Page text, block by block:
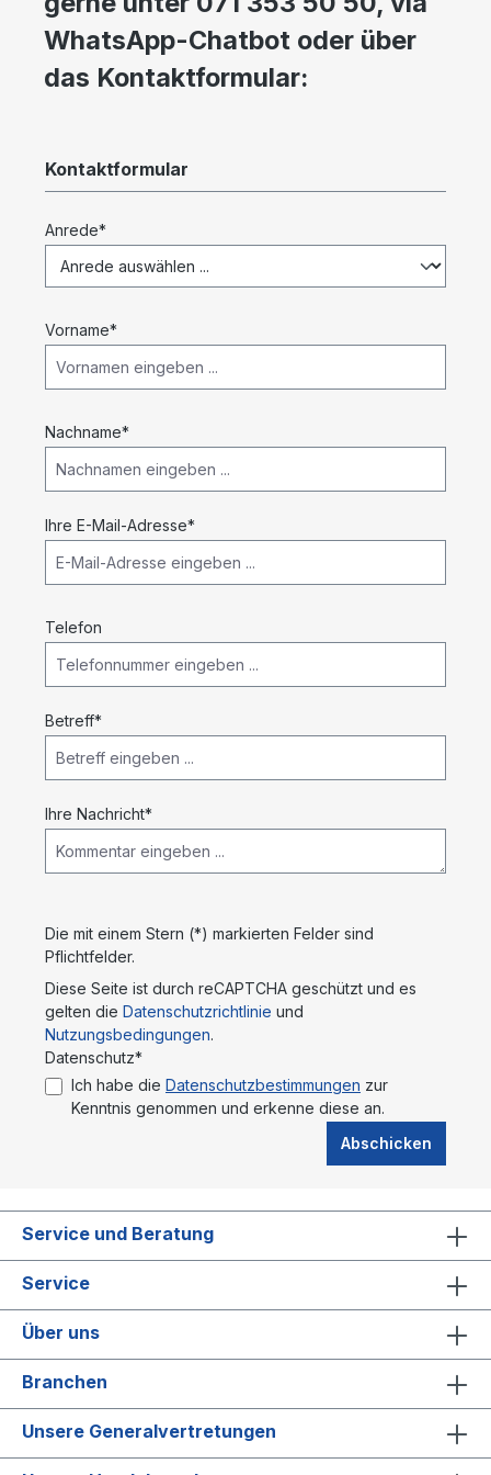
WhatsApp-Chatbot oder über
das Kontaktformular:
Kontaktformular
Anrede*
Vorname*
Nachname*
Ihre E-Mail-Adresse*
Telefon
Betreff*
Ihre Nachricht*
Die mit einem Stern (*) markierten Felder sind
Pflichtfelder.
Diese Seite ist durch reCAPTCHA geschützt und es
gelten die Datenschutzrichtlinie und
Nutzungsbedingungen.
Datenschutz*
Ich habe die Datenschutzbestimmungen zur
Kenntnis genommen und erkenne diese an.
Abschicken
Service und Beratung
Service
Über uns
Branchen
Unsere Generalvertretungen